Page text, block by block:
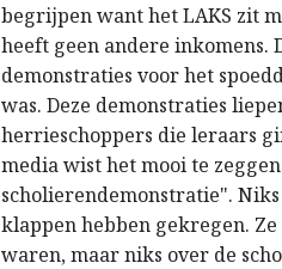
begrijpen want het LAKS zit
heeft geen andere inkomens.
demonstraties voor het
was. Deze demonstraties
herrieschoppers die leraars
media wist het mooi te
scholierendemonstratie".
klappen hebben gekregen.
waren, maar niks over de